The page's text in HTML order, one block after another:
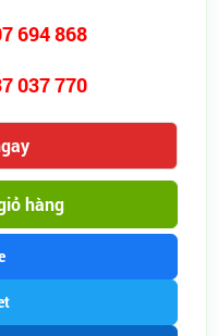
694 868
037 770
hàng